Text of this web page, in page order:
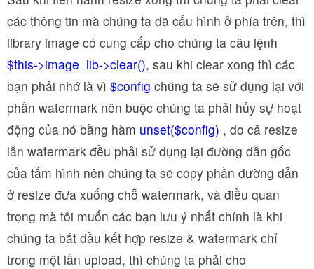
các thông tin mà chúng ta đã cấu hình ở phía trên, thì
library image có cung cấp cho chúng ta câu lệnh
$this->image_lib->clear(), sau khi clear xong thì các
bạn phải nhớ là vì $config chúng ta sẽ sử dụng lại với
phần watermark nên buộc chúng ta phải hủy sự hoạt
động của nó bằng hàm unset($config) , do cả resize
lẫn watermark đều phải sử dụng lại đường dẫn gốc
của tấm hình nên chúng ta sẽ copy phần đường dẫn
ở resize đưa xuống chỗ watermark, và điều quan
trọng mà tôi muốn các bạn lưu ý nhất chính là khi
chúng ta bắt đầu kết hợp resize & watermark chỉ
trong một lần upload, thì chúng ta phải cho